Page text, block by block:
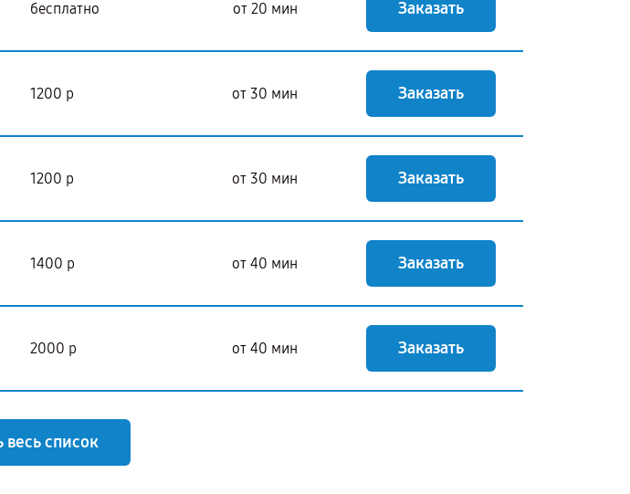
бесплатно от 20 мин Заказать
1200 р от 30 мин Заказать
1200 р от 30 мин Заказать
1400 р от 40 мин Заказать
2000 р от 40 мин Заказать
весь список